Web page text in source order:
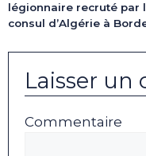
légionnaire recruté par
consul d’Algérie à
Laisser
Commentaire